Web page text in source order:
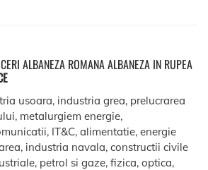
ALBANEZA ROMANA ALBANEZA IN RUPEA
usoara, industria grea, prelucrarea
metalurgiem energie,
IT&C, alimentatie, energie
industria navala, constructii civile
petrol si gaze, fizica, optica,